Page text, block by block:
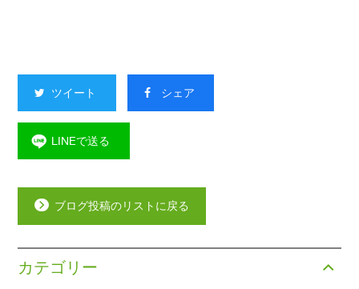
ツイート シェア
LINEで送る
ブログ投稿のリストに戻る
カテゴリー